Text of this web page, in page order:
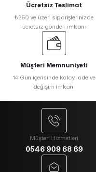
Ücretsiz Teslimat
₺250 ve üzeri siparişlerinizde
ücretsiz gönderi imkanı
Müşteri Memnuniyeti
14 Gün içerisinde kolay iade ve
değişim imkanı
Müşteri Hizmetleri
0546 909 68 69